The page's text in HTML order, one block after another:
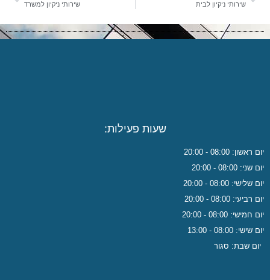
שירותי ניקיון לבית שירותי ניקיון למשרד
שעות פעילות:
יום ראשון: 08:00 - 20:00
יום שני: 08:00 - 20:00
יום שלישי: 08:00 - 20:00
יום רביעי: 08:00 - 20:00
יום חמישי: 08:00 - 20:00
יום שישי: 08:00 - 13:00
יום שבת: סגור